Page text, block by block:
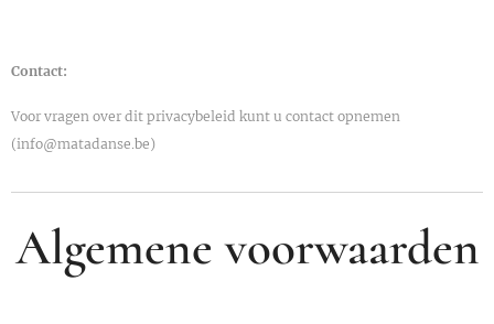
Contact:
Voor vragen over dit privacybeleid kunt u contact opnemen
(info@matadanse.be)
Algemene voorwaarden